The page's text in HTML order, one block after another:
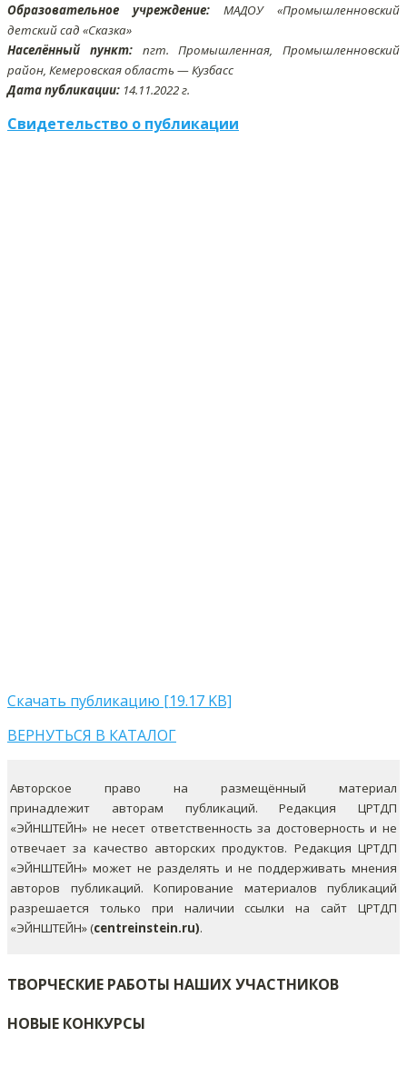
Образовательное учреждение: МАДОУ «Промышленновский
детский сад «Сказка»
Населённый пункт: пгт. Промышленная, Промышленновский
район, Кемеровская область — Кузбасс
Дата публикации: 14.11.2022 г.
Свидетельство о публикации
Скачать публикацию [19.17 KB]
ВЕРНУТЬСЯ В КАТАЛОГ
Авторское право на размещённый материал
принадлежит авторам публикаций. Редакция ЦРТДП
«ЭЙНШТЕЙН» не несет ответственность за достоверность и не
отвечает за качество авторских продуктов. Редакция ЦРТДП
«ЭЙНШТЕЙН» может не разделять и не поддерживать мнения
авторов публикаций. Копирование материалов публикаций
разрешается только при наличии ссылки на сайт ЦРТДП
«ЭЙНШТЕЙН» (centreinstein.ru).
ТВОРЧЕСКИЕ РАБОТЫ НАШИХ УЧАСТНИКОВ
НОВЫЕ КОНКУРСЫ